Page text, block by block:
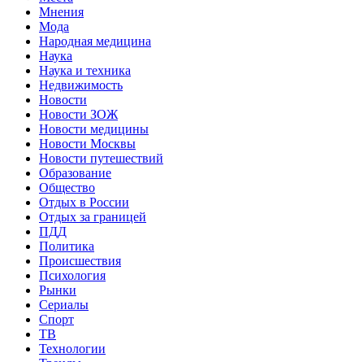
Мнения
Мода
Народная медицина
Наука
Наука и техника
Недвижимость
Новости
Новости ЗОЖ
Новости медицины
Новости Москвы
Новости путешествий
Образование
Общество
Отдых в России
Отдых за границей
ПДД
Политика
Происшествия
Психология
Рынки
Сериалы
Спорт
ТВ
Технологии